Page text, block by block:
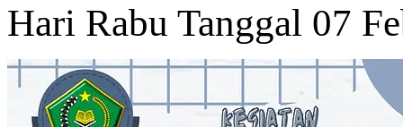
Hari Rabu Tanggal 07